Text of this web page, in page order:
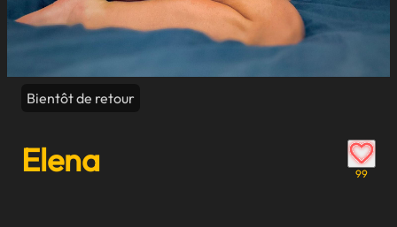
Elena 99
Bientôt de retour